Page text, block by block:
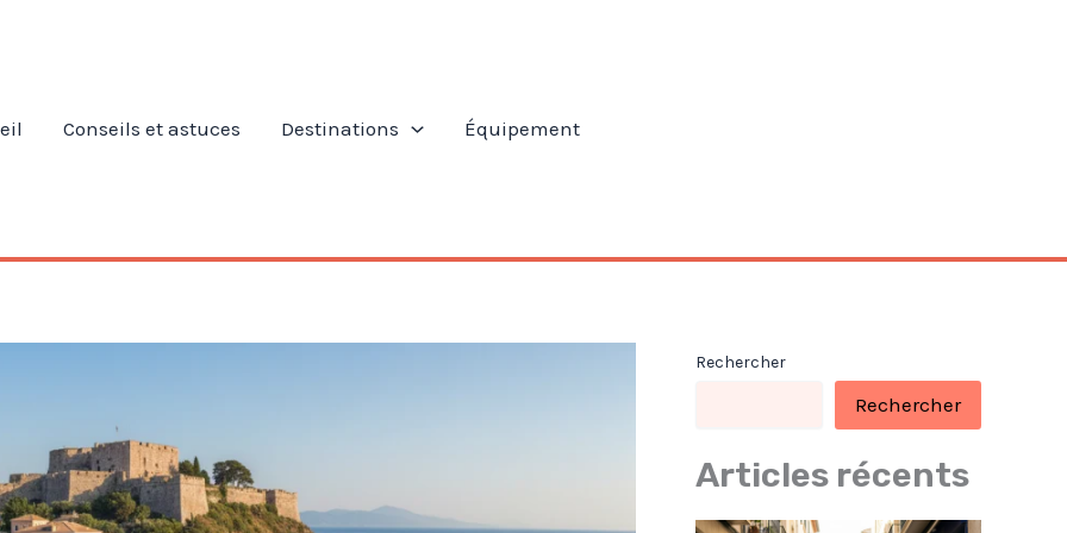
Conseils et astuces Destinations Équipement
Rechercher
Rechercher
Articles récents